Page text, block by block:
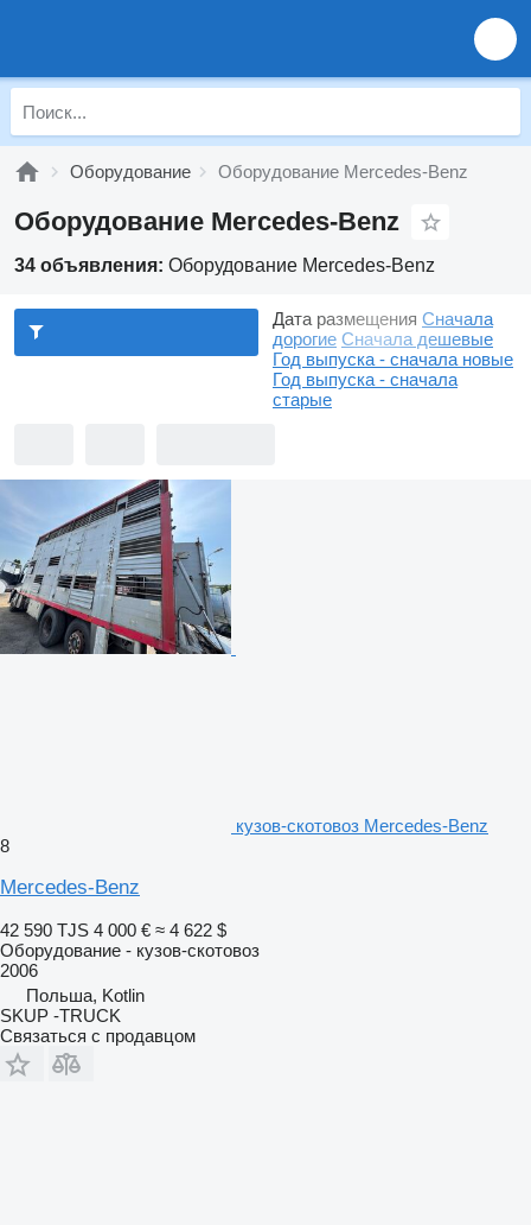
Оборудование Оборудование Mercedes-Benz
Оборудование Mercedes-Benz
34 объявления: Оборудование Mercedes-Benz
Дата размещения Сначала
дорогие Сначала дешевые
Год выпуска - сначала новые
Год выпуска - сначала
старые
кузов-скотовоз Mercedes-Benz
8
Mercedes-Benz
42 590 TJS 4 000 € ≈ 4 622 $
Оборудование - кузов-скотовоз
2006
Польша, Kotlin
SKUP -TRUCK
Связаться с продавцом